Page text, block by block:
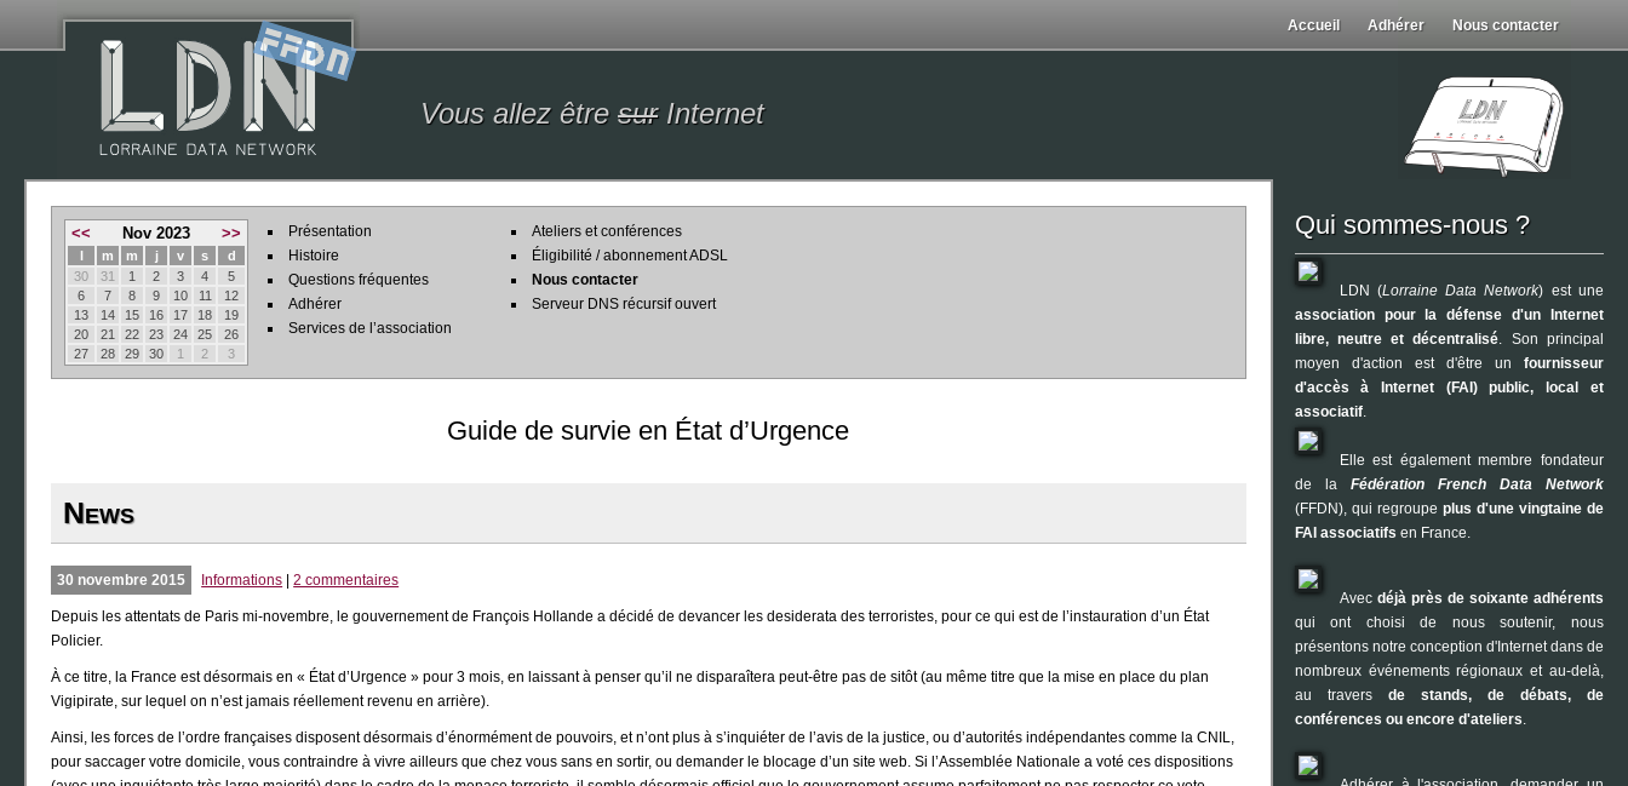
Vous allez êtresurInternet
Accueil Adhérer Nous contacter
<< Nov 2023 >>
l m m j v s
d
30
31 1 2 3 4
5
6
7 8 9 10 11
12
13
14 15 16 17 18
19
20
21 22 23 24 25
26
27
28 29 30 1 2 3
Présentation
Histoire
Questions fréquentes
Adhérer
Services de l’association
Ateliers et conférences
Éligibilité / abonnement ADSL
Nous contacter
Serveur DNS récursif ouvert
Guide de survie en État d’Urgence
News
30 novembre 2015 Informations |2 commentaires
Depuis les attentats de Paris mi-novembre, le gouvernement de François Hollande a décidé de devancer les desiderata des terroristes, pour ce qui est de l’instauration d’un État
Policier.
À ce titre, la France est désormais en « État d’Urgence » pour 3 mois, en laissant à penser qu’il ne disparaîtera peut-être pas de sitôt (au même titre que la mise en place du plan
Vigipirate, sur lequel on n’est jamais réellement revenu en arrière).
Ainsi, les forces de l’ordre françaises disposent désormais d’énormément de pouvoirs, et n’ont plus à s’inquiéter de l’avis de la justice, ou d’autorités indépendantes comme la CNIL,
pour saccager votre domicile, vous contraindre à vivre ailleurs que chez vous sans en sortir, ou demander le blocage d’un site web. Si l’Assemblée Nationale a voté ces dispositions
Qui sommes-nous ?
LDN (Lorraine Data Network) est une
association pour la défense d'un Internet
libre, neutre et décentralisé. Son principal
moyen d'action est d'être un fournisseur
d'accès à Internet (FAI) public, local et
associatif.
Elle est également membre fondateur
de la Fédération French Data Network
(FFDN), qui regroupe plus d'une vingtaine de
FAI associatifs en France.
Avec déjà près de soixante adhérents
qui ont choisi de nous soutenir, nous
présentons notre conception d'Internet dans de
nombreux événements régionaux et au-delà,
au travers de stands, de débats, de
conférences ou encore d'ateliers.